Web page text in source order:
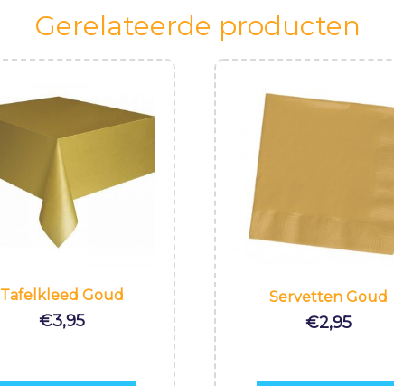
Gerelateerde producten
Tafelkleed Goud
€3,95
Servetten Goud
€2,95